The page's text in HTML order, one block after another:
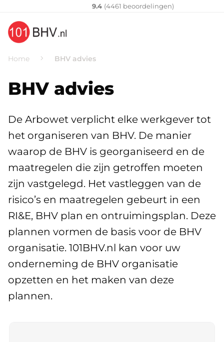
Klantenvertellen
9.410
(4461 ​ beoordelingen)
Home BHV advies
BHV advies
De Arbowet verplicht elke werkgever tot
het organiseren van BHV. De manier
waarop de BHV is georganiseerd en de
maatregelen die zijn getroffen moeten
zijn vastgelegd. Het vastleggen van de
risico’s en maatregelen gebeurt in een
RI&E, BHV plan en ontruimingsplan. Deze
plannen vormen de basis voor de BHV
organisatie. 101BHV.nl kan voor uw
onderneming de BHV organisatie
opzetten en het maken van deze
plannen.